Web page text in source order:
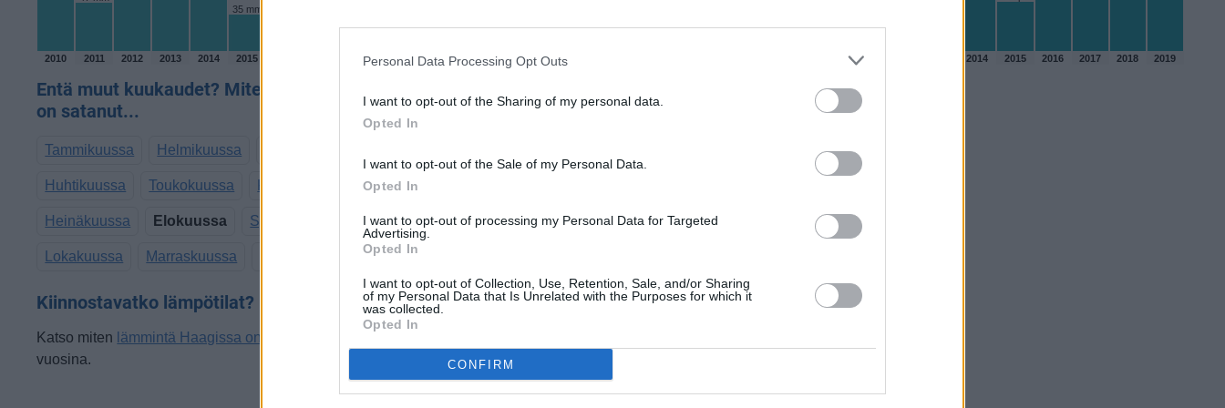
Personal Data Processing Opt Outs
I want to opt-out of the Sharing of my personal data.
Opted In
I want to opt-out of the Sale of my Personal Data.
Opted In
I want to opt-out of processing my Personal Data for Targeted
Advertising.
Opted In
I want to opt-out of Collection, Use, Retention, Sale, and/or Sharing
of my Personal Data that Is Unrelated with the Purposes for which it
was collected.
Opted In
CONFIRM
35 mm
2010 2011 2012 2013 2014 2015 2018 2019 2011 2014 2015 2016 2017 2018 2019
Entä muut kuukaudet? Miten paljon Haagissa
on satanut...
Tammikuussa Helmikuussa
Huhtikuussa Toukokuussa
Heinäkuussa Elokuussa Syyskuussa
Lokakuussa Marraskuussa
Kiinnostavatko lämpötilat?
Katso miten lämmintä Haagissa on ollut elokuussa
vuosina.
2011
47 mm
13 kpl
2014
104 mm
20 kpl
2015
2017
183 mm
11 kpl
2018
124 mm
2019
108 mm 14 kpl